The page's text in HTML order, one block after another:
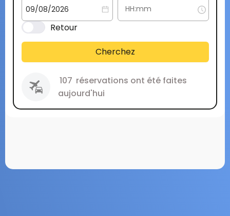
Retour
Cherchez
107 réservations ont été faites
aujourd'hui